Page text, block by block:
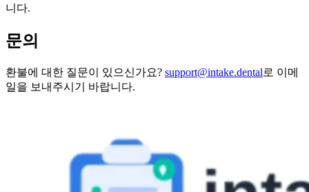
니다.
문의
환불에 대한 질문이 있으신가요? support@intake.dental로 이메
일을 보내주시기 바랍니다.